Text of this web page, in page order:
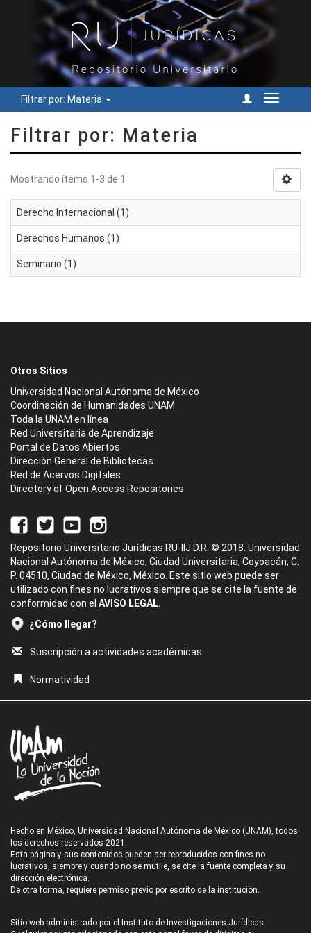
Filtrar por: Materia
Cambiar
Filtrar por: Materia
Mostrando ítems 1-3 de 1
Derecho Internacional (1)
Derechos Humanos (1)
Seminario (1)
Otros Sitios
Universidad Nacional Autónoma de México
Coordinación de Humanidades UNAM
Toda la UNAM en línea
Red Universitaria de Aprendizaje
Portal de Datos Abiertos
Dirección General de Bibliotecas
Red de Acervos Digitales
Directory of Open Access Repositories
Repositorio Universitario Jurídicas RU-IIJ D.R. © 2018. Universidad
Nacional Autónoma de México, Ciudad Universitaria, Coyoacán, C.
P. 04510, Ciudad de México, México. Este sitio web puede ser
utilizado con fines no lucrativos siempre que se cite la fuente de
conformidad con el AVISO LEGAL.
¿Cómo llegar?
Suscripción a actividades académicas
Normatividad
Hecho en México, Universidad Nacional Autónoma de México (UNAM), todos
los derechos reservados 2021.
Esta página y sus contenidos pueden ser reproducidos con fines no
lucrativos, siempre y cuando no se mutile, se cite la fuente completa y su
dirección electrónica.
De otra forma, requiere permiso previo por escrito de la institución.
Sitio web administrado por el Instituto de Investigaciones Jurídicas.